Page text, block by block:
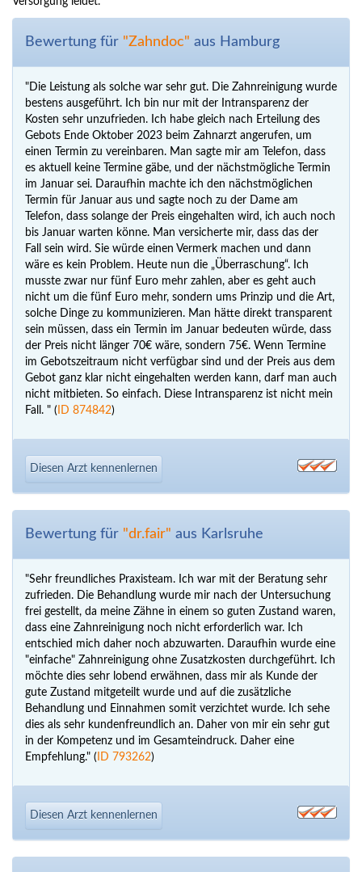
Bewertung für "Zahndoc" aus Hamburg
"Die Leistung als solche war sehr gut. Die Zahnreinigung wurde
bestens ausgeführt. Ich bin nur mit der Intransparenz der
Kosten sehr unzufrieden. Ich habe gleich nach Erteilung des
Gebots Ende Oktober 2023 beim Zahnarzt angerufen, um
einen Termin zu vereinbaren. Man sagte mir am Telefon, dass
es aktuell keine Termine gäbe, und der nächstmögliche Termin
im Januar sei. Daraufhin machte ich den nächstmöglichen
Termin für Januar aus und sagte noch zu der Dame am
Telefon, dass solange der Preis eingehalten wird, ich auch noch
bis Januar warten könne. Man versicherte mir, dass das der
Fall sein wird. Sie würde einen Vermerk machen und dann
wäre es kein Problem. Heute nun die „Überraschung“. Ich
musste zwar nur fünf Euro mehr zahlen, aber es geht auch
nicht um die fünf Euro mehr, sondern ums Prinzip und die Art,
solche Dinge zu kommunizieren. Man hätte direkt transparent
sein müssen, dass ein Termin im Januar bedeuten würde, dass
der Preis nicht länger 70€ wäre, sondern 75€. Wenn Termine
im Gebotszeitraum nicht verfügbar sind und der Preis aus dem
Gebot ganz klar nicht eingehalten werden kann, darf man auch
nicht mitbieten. So einfach. Diese Intransparenz ist nicht mein
Fall. " ( ID 874842)
Diesen Arzt kennenlernen
Bewertung für "dr.fair" aus Karlsruhe
"Sehr freundliches Praxisteam. Ich war mit der Beratung sehr
zufrieden. Die Behandlung wurde mir nach der Untersuchung
frei gestellt, da meine Zähne in einem so guten Zustand waren,
dass eine Zahnreinigung noch nicht erforderlich war. Ich
entschied mich daher noch abzuwarten. Daraufhin wurde eine
"einfache" Zahnreinigung ohne Zusatzkosten durchgeführt. Ich
möchte dies sehr lobend erwähnen, dass mir als Kunde der
gute Zustand mitgeteilt wurde und auf die zusätzliche
Behandlung und Einnahmen somit verzichtet wurde. Ich sehe
dies als sehr kundenfreundlich an. Daher von mir ein sehr gut
in der Kompetenz und im Gesamteindruck. Daher eine
Empfehlung." ( ID 793262)
Diesen Arzt kennenlernen